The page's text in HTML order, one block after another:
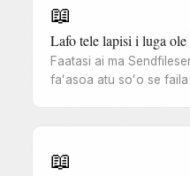
📖
Lafo tele lapisi i luga ole
Faatasi ai ma
faʻasoa atu soʻo se
📖